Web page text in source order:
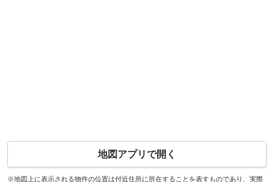
地図アプリで開く
※地図上に表示される物件の位置は付近住所に所在することを表すものであり、実際